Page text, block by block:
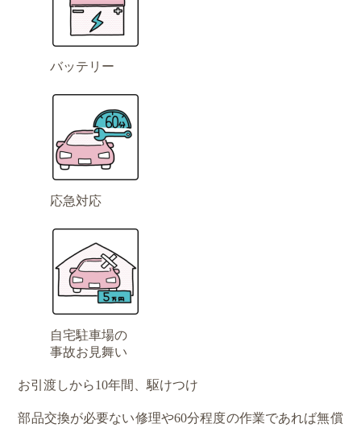
バッテリー
応急対応
自宅駐車場の
事故お見舞い
お引渡しから10年間、駆けつけ
部品交換が必要ない修理や60分程度の作業であれば無償